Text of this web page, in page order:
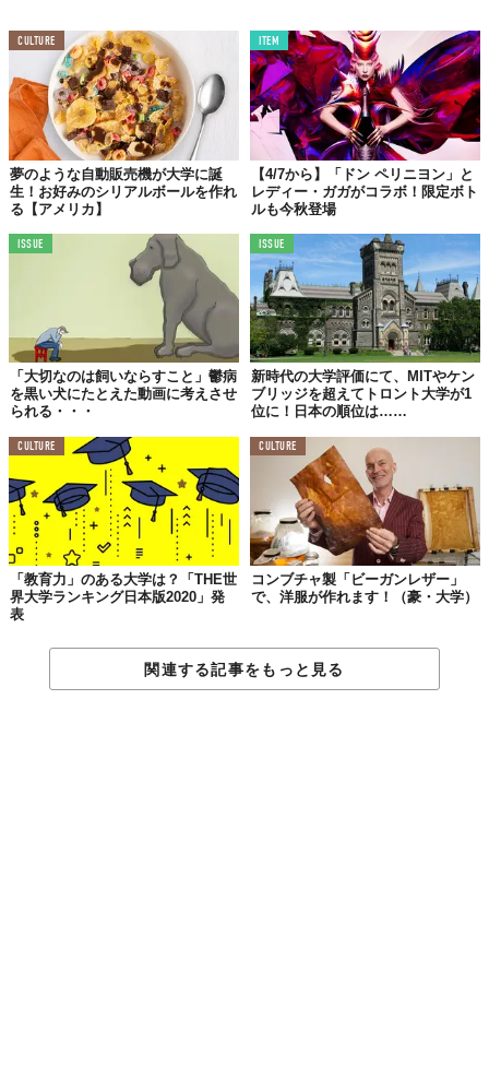
トークセッションの途中、彼女は新しいキャンペーンについて説
明しました。Twitterでハッシュタグ#IamNotJustを入力し、続け
て「わたしはただ〇〇なだけじゃない。〇〇なんだ」と意思表示
をします。
Today tell the world
CONFUSED SAD BEING
DRAMATIC
#emotionrevoloution
@btwfoundation
@YaleEmotion pic.twitter.com/lPokcwHfaV
— The Countess (@ladygaga) October 24, 2015
すでに多くの人が参加しているようですが、彼女からはインター
ネットでの発言についてこんなアドバイスも。
「あなたのツイートをずっと覚えている人はいないでしょ
う。でも、投稿に対して向けられたネガティブなコメント
を、あなたは忘れられません。
全てのコメントに答える必要はないので、ただ自分のポジ
ティブな行動の準備を進めましょう。無視せずに見続ける
べきなのは自分自身の気持ちなんです。自信を持ちましょ
う。もちろんスマホの外で
CULTURE
夢のような自動販売機が大学に誕
生！お好みのシリアルボールを作れ
る【アメリカ】
ITEM
【4/7から】「ドン ペリニヨン」と
レディー・ガガがコラボ！限定ボト
ルも今秋登場
ISSUE
「大切なのは飼いならすこと」鬱病
を黒い犬にたとえた動画に考えさせ
られる・・・
ISSUE
新時代の大学評価にて、MITやケン
ブリッジを超えてトロント大学が1
位に！日本の順位は……
CULTURE
「教育力」のある大学は？「THE世
界大学ランキング日本版2020」発
表
CULTURE
コンブチャ製「ビーガンレザー」
で、洋服が作れます！（豪・大学）
関連する記事をもっと見る